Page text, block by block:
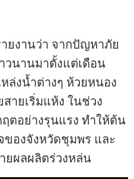
ยงานว่า จากปัญหาภัย
วนานมาตั้งแต่เดือน
ล่งน้ำต่างๆ ห้วยหนอง
ายเริ่มแห้ง ในช่วง
ตอย่างรุนแรง ทำให้ต้น
ของจังหวัดชุมพร และ
ยผลผลิตร่วงหล่น